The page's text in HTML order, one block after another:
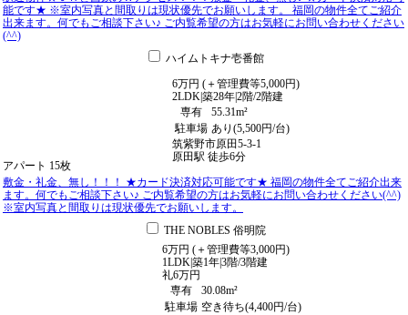
能です★ ※室内写真と間取りは現状優先でお願いします。 福岡の物件全てご紹介
出来ます。何でもご相談下さい♪ ご内覧希望の方はお気軽にお問い合わせください
(^^)
ハイムトキナ壱番館
アパート 15枚
6万円 (＋管理費等5,000円)
2LDK築28年2階/2階建
専有
55.31m²
駐車場 あり(5,500円/台)
筑紫野市原田5-3-1
原田駅 徒歩6分
敷金・礼金、無し！！！ ★カード決済対応可能です★ 福岡の物件全てご紹介出来
ます。何でもご相談下さい♪ ご内覧希望の方はお気軽にお問い合わせください(^^)
※室内写真と間取りは現状優先でお願いします。
THE NOBLES 俗明院
6万円 (＋管理費等3,000円)
1LDK築1年3階/3階建
礼6万円
専有
30.08m²
駐車場 空き待ち(4,400円/台)